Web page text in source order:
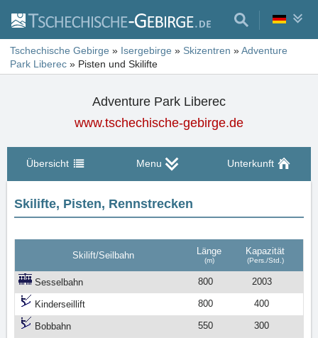
Tschechische Gebirge » Isergebirge » Skizentren »Adventure
Park Liberec » Pisten und Skilifte
Adventure Park Liberec
www.tschechische-gebirge.de
Übersicht Menu Unterkunft
Skilifte, Pisten, Rennstrecken
Skilift/Seilbahn Länge
(m)
Kapazität
(Pers./Std.)
Sesselbahn 800 2003
Kinderseillift 800 400
Bobbahn 550 300